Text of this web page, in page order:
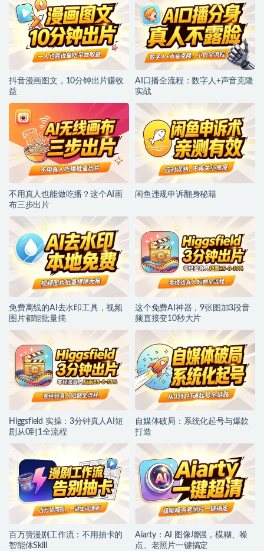
抖音漫画图文，10分钟出片赚收
益
AI口播全流程：数字人+声音克隆
实战
不用真人也能做吃播？这个AI画
布三步出片
闲鱼违规申诉翻身秘籍
免费离线的AI去水印工具，视频
图片都能批量搞
这个免费AI神器，9张图加3段音
频直接变10秒大片
Higgsfield 实操：3分钟真人AI短
剧从0到1全流程
自媒体破局：系统化起号与爆款
打造
百万赞漫剧工作流：不用抽卡的
智能体Skill
Aiarty：AI 图像增强，模糊、噪
点、老照片一键搞定